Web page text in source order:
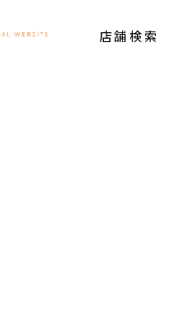
店舗検索